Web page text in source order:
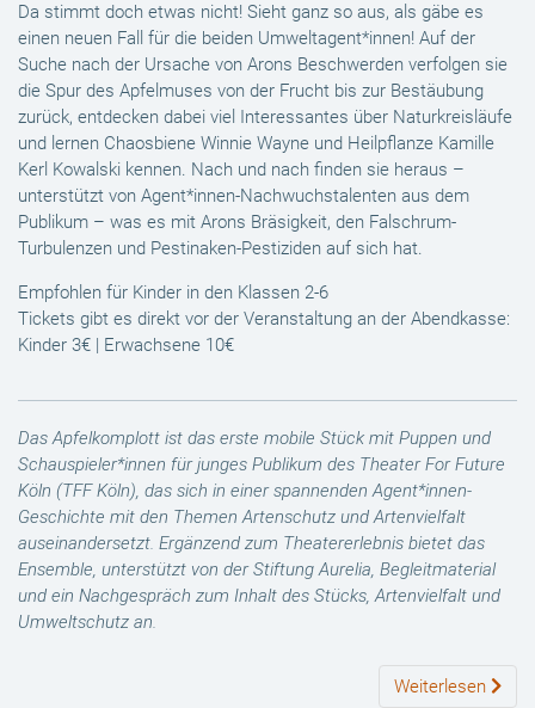
Da stimmt doch etwas nicht! Sieht ganz so aus, als gäbe es
einen neuen Fall für die beiden Umweltagent*innen! Auf der
Suche nach der Ursache von Arons Beschwerden verfolgen sie
die Spur des Apfelmuses von der Frucht bis zur Bestäubung
zurück, entdecken dabei viel Interessantes über Naturkreisläufe
und lernen Chaosbiene Winnie Wayne und Heilpflanze Kamille
Kerl Kowalski kennen. Nach und nach finden sie heraus –
unterstützt von Agent*innen-Nachwuchstalenten aus dem
Publikum – was es mit Arons Bräsigkeit, den Falschrum-
Turbulenzen und Pestinaken-Pestiziden auf sich hat.
Empfohlen für Kinder in den Klassen 2-6
Tickets gibt es direkt vor der Veranstaltung an der Abendkasse:
Kinder 3€ | Erwachsene 10€
Das Apfelkomplott ist das erste mobile Stück mit Puppen und
Schauspieler*innen für junges Publikum des Theater For Future
Köln (TFF Köln), das sich in einer spannenden Agent*innen-
Geschichte mit den Themen Artenschutz und Artenvielfalt
auseinandersetzt. Ergänzend zum Theatererlebnis bietet das
Ensemble, unterstützt von der Stiftung Aurelia, Begleitmaterial
und ein Nachgespräch zum Inhalt des Stücks, Artenvielfalt und
Umweltschutz an.
Weiterlesen